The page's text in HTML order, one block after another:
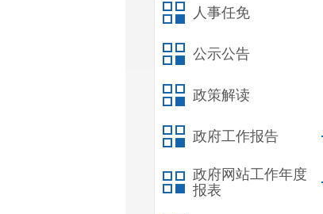
人事任免
公示公告
政策解读
政府工作报告
政府网站工作年度
报表